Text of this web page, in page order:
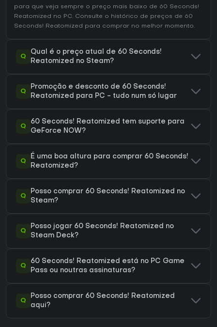
para que veja sempre o preço mais baixo de 60 Seconds!
Reatomized no PC. Consulte o histórico de preços de 60
Seconds! Reatomized para comprar no melhor momento.
Q
Qual é o preço atual de 60 Seconds!
Reatomized no Steam?
Q
Promoção e desconto de 60 Seconds!
Reatomized para PC - tudo num só lugar
Q
60 Seconds! Reatomized tem suporte para
GeForce NOW?
Q
É uma boa altura para comprar 60 Seconds!
Reatomized?
Q
Posso comprar 60 Seconds! Reatomized no
Steam?
Q
Posso jogar 60 Seconds! Reatomized no
Steam Deck?
Q
60 Seconds! Reatomized está no PC Game
Pass ou noutras assinaturas?
Q
Posso comprar 60 Seconds! Reatomized
aqui?